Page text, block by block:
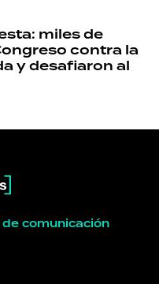
miles de
contra la
y desafiaron al
comunicación